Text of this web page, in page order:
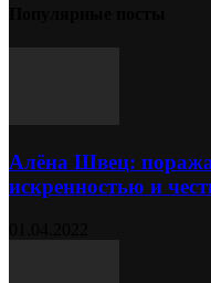
Алёна Швец:
искренностью и